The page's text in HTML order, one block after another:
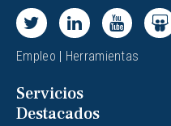
Empleo Herramientas
Servicios
Destacados